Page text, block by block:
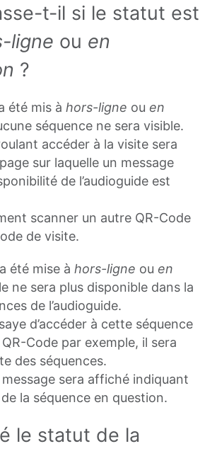
t-il si le statut est
ligne ou en
?
été mis à hors-ligne ou en
séquence ne sera visible.
accéder à la visite sera
sur laquelle un message
de l’audioguide est
scanner un autre QR-Code
de visite.
été mise à hors-ligne ou en
ne sera plus disponible dans la
de l’audioguide.
d’accéder à cette séquence
Code par exemple, il sera
des séquences.
sera affiché indiquant
la séquence en question.
le statut de la